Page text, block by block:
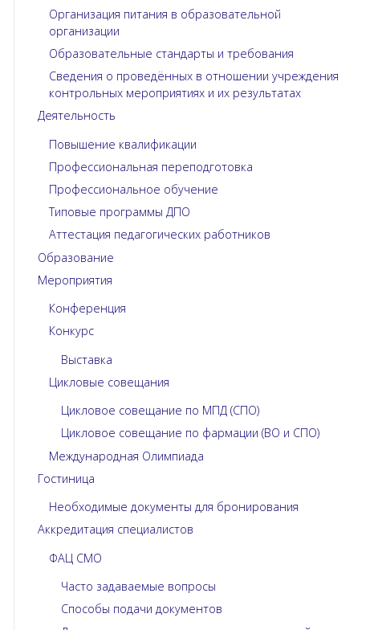
Организация питания в образовательной
организации
Образовательные стандарты и требования
Сведения о проведённых в отношении учреждения
контрольных мероприятиях и их результатах
Деятельность
Повышение квалификации
Профессиональная переподготовка
Профессиональное обучение
Типовые программы ДПО
Аттестация педагогических работников
Образование
Мероприятия
Конференция
Конкурс
Выставка
Цикловые совещания
Цикловое совещание по МПД (СПО)
Цикловое совещание по фармации (ВО и СПО)
Международная Олимпиада
Гостиница
Необходимые документы для бронирования
Аккредитация специалистов
ФАЦ СМО
Часто задаваемые вопросы
Способы подачи документов